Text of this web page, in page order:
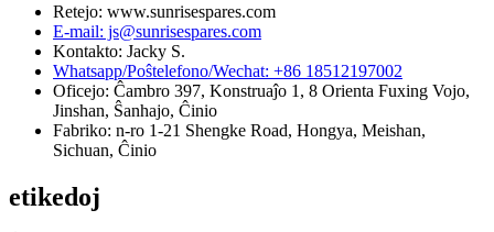
Retejo: www.sunrisespares.com
E-mail: js@sunrisespares.com
Kontakto: Jacky S.
Whatsapp/Poŝtelefono/Wechat: +86 18512197002
Oficejo: Ĉambro 397, Konstruaĵo 1, 8 Orienta Fuxing Vojo,
Jinshan, Ŝanhajo, Ĉinio
Fabriko: n-ro 1-21 Shengke Road, Hongya, Meishan,
Sichuan, Ĉinio
etikedoj